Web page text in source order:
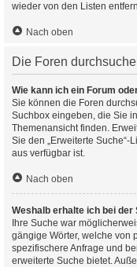
wieder von den Listen
Nach oben
Die Foren
Wie kann ich ein Forum
Sie können die Foren
Suchbox eingeben, die Sie
Themenansicht finden.
Sie den „Erweiterte
aus verfügbar ist.
Nach oben
Weshalb erhalte ich bei
Ihre Suche war
gängige Wörter, welche von
spezifischere Anfrage und
erweiterte Suche bietet.